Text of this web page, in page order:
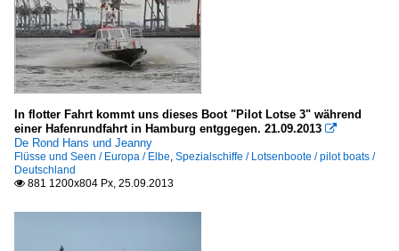
In flotter Fahrt kommt uns dieses Boot "Pilot Lotse 3" während
einer Hafenrundfahrt in Hamburg entggegen. 21.09.2013 
De Rond Hans und Jeanny
Flüsse und Seen / Europa / Elbe, Spezialschiffe / Lotsenboote / pilot boats /
Deutschland
 881 1200x804 Px, 25.09.2013